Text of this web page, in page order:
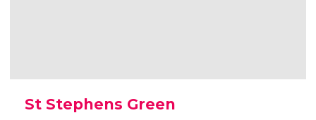
St Stephens Green